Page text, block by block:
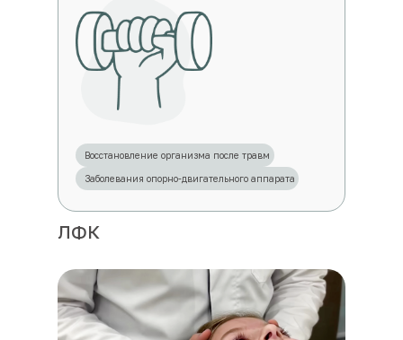
Восстановление организма после травм
Заболевания опорно-двигательного аппарата
ЛФК